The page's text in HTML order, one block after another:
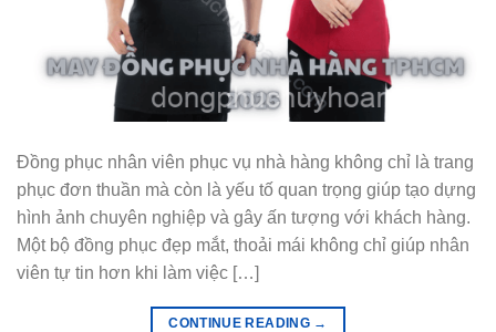
Đồng phục nhân viên phục vụ nhà hàng không chỉ là trang
phục đơn thuần mà còn là yếu tố quan trọng giúp tạo dựng
hình ảnh chuyên nghiệp và gây ấn tượng với khách hàng.
Một bộ đồng phục đẹp mắt, thoải mái không chỉ giúp nhân
viên tự tin hơn khi làm việc […]
CONTINUE READING →